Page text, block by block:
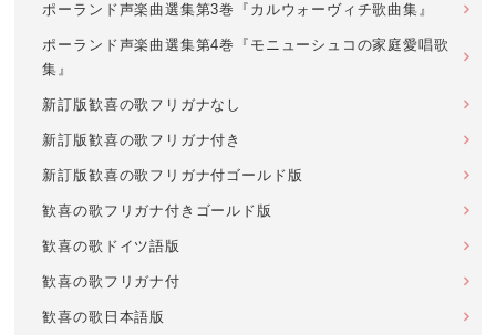
ポーランド声楽曲選集第3巻『カルウォーヴィチ歌曲集』
ポーランド声楽曲選集第4巻『モニューシュコの家庭愛唱歌
集』
新訂版歓喜の歌フリガナなし
新訂版歓喜の歌フリガナ付き
新訂版歓喜の歌フリガナ付ゴールド版
歓喜の歌フリガナ付きゴールド版
歓喜の歌ドイツ語版
歓喜の歌フリガナ付
歓喜の歌日本語版